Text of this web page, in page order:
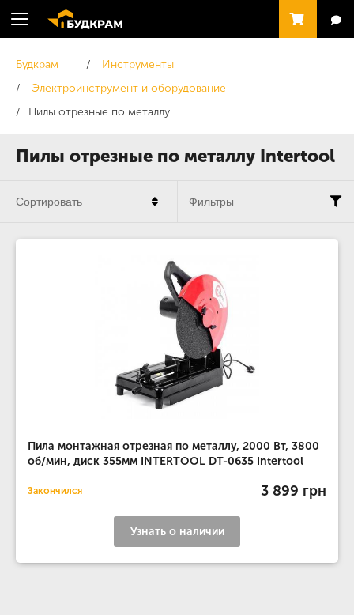
Пилы отрезные по металлу Intertool
Будкрам
Инструменты
Электроинструмент и оборудование
Пилы отрезные по металлу
Пила монтажная отрезная по металлу, 2000 Вт, 3800
об/мин, диск 355мм INTERTOOL DT-0635 Intertool
Закончился 3 899 грн
Узнать о наличии
Сортировать Фильтры